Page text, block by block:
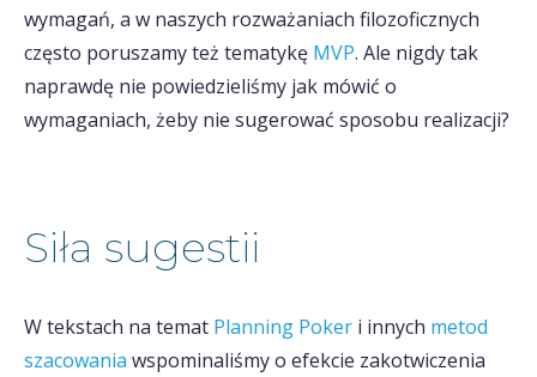
wymagań, a w naszych rozważaniach filozoficznych
często poruszamy też tematykę MVP. Ale nigdy tak
naprawdę nie powiedzieliśmy jak mówić o
wymaganiach, żeby nie sugerować sposobu realizacji?
Siła sugestii
W tekstach na temat Planning Poker i innych metod
szacowania wspominaliśmy o efekcie zakotwiczenia